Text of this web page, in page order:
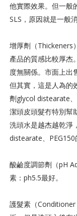
他實際效果。但一般
SLS，原因就是一般
增厚劑（Thickeners
產品的質感比較厚杰
度無關係。市面上出
但其實，這是人為的
劑glycol distearate、
潔頭皮頭髮冇特別幫
洗頭水是越杰越乾淨
distearate、PEG150
酸鹼度調節劑（pH
素：ph5.5最好。
護髮素（